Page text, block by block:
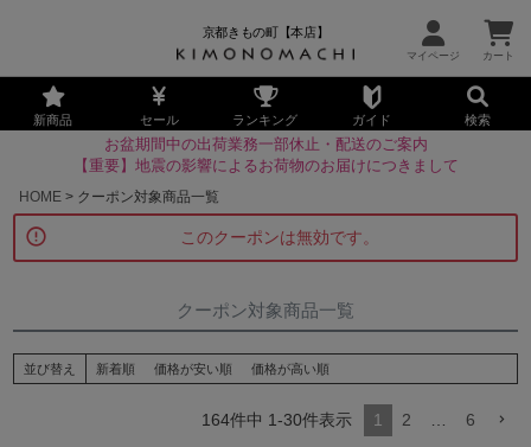
京都きもの町【本店】
新商品 セール ランキング ガイド 検索
お盆期間中の出荷業務一部休止・配送のご案内
【重要】地震の影響によるお荷物のお届けにつきまして
HOME
クーポン対象商品一覧
このクーポンは無効です。
クーポン対象商品一覧
並び替え 新着順 価格が安い順 価格が高い順
164件中 1-30件表示 1 2 6